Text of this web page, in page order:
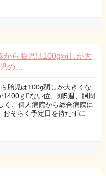
から胎児は100g弱しか大
児の…
胎児は100g弱しか大きくな
1400ｇない位、頭5週、胴周
く、個人病院から総合病院に
そらく予定日を待たずに